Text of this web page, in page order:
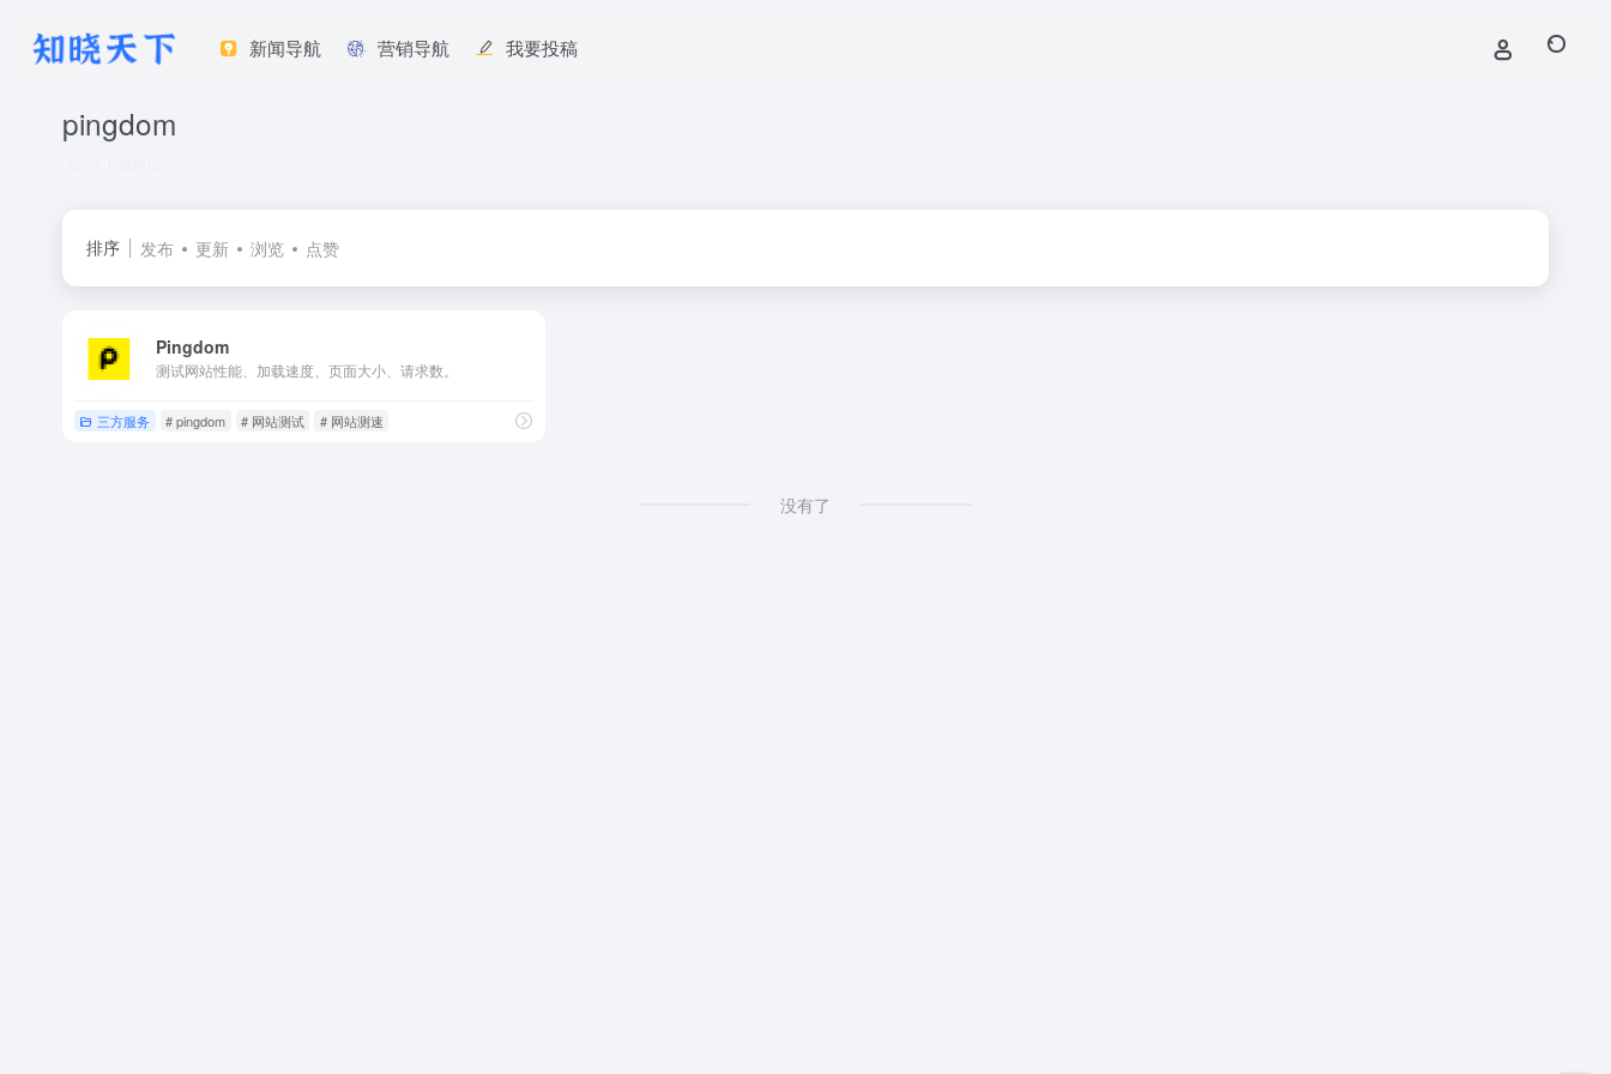
新闻导航 营销导航 我要投稿
pingdom
排序 发布 更新 浏览 点赞
Pingdom
测试网站性能、加载速度、页面大小、请求数。
三方服务 # pingdom # 网站测试 # 网站测速
没有了